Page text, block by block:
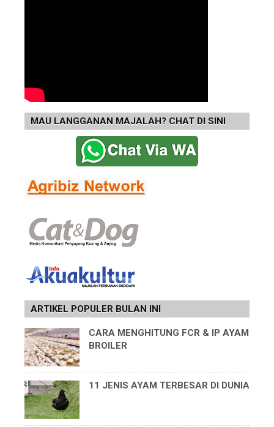
MAU LANGGANAN MAJALAH? CHAT DI SINI
ARTIKEL POPULER BULAN INI
CARA MENGHITUNG FCR & IP AYAM
BROILER
11 JENIS AYAM TERBESAR DI DUNIA